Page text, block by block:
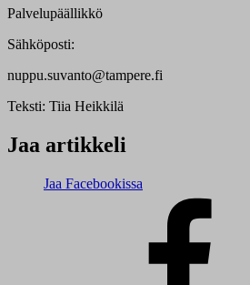
Palvelupäällikkö
Sähköposti:
nuppu.suvanto@tampere.fi
Teksti: Tiia Heikkilä
Jaa artikkeli
Jaa Facebookissa